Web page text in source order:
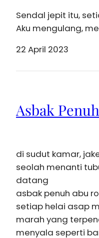
Sendal jepit itu,
Aku mengulang,
22 April 2023
Asbak
di sudut kamar,
seolah menanti
datang
asbak penuh abu
setiap helai asap
marah yang
menyala seperti